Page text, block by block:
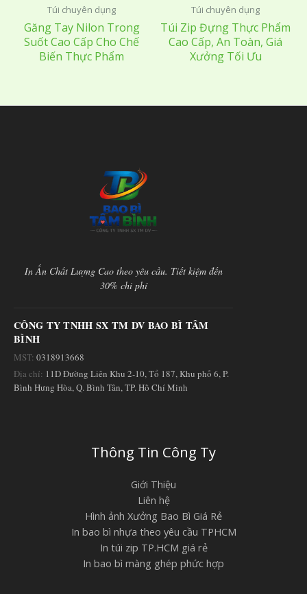
Túi chuyên dụng
Găng Tay Nilon Trong
Suốt Cao Cấp Cho Chế
Biến Thực Phẩm
Túi chuyên dụng
Túi Zip Đựng Thực Phẩm
Cao Cấp, An Toàn, Giá
Xưởng Tối Ưu
In Ấn Chất Lượng Cao theo yêu cầu. Tiết kiệm đến
30% chi phí
CÔNG TY TNHH SX TM DV BAO BÌ TÂM
BÌNH
MST: 0318913668
Địa chỉ: 11D Đường Liên Khu 2-10, Tổ 187, Khu phố 6, P.
Bình Hưng Hòa, Q. Bình Tân, TP. Hồ Chí Minh
Thông Tin Công Ty
Giới Thiệu
Liên hệ
Hình ảnh Xưởng Bao Bì Giá Rẻ
In bao bì nhựa theo yêu cầu TPHCM
In túi zip TP.HCM giá rẻ
In bao bì màng ghép phức hợp